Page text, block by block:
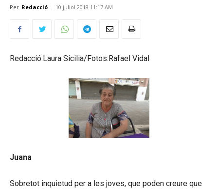
Per Redacció - 10 juliol 2018 11:17 AM
Redacció:Laura Sicilia/Fotos:Rafael Vidal
Juana
Sobretot inquietud per a les joves, que poden creure que